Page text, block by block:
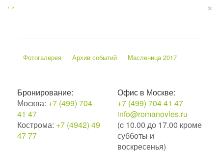
‹ › ×
Фотогалерея Архив событий Масленица 2017
Бронирование:
Москва: +7 (499) 704
41 47
Кострома: +7 (4942) 49
47 77
Офис в Москве:
+7 (499) 704 41 47
info@romanovles.ru
(c 10.00 до 17.00 кроме
субботы и
воскресенья)